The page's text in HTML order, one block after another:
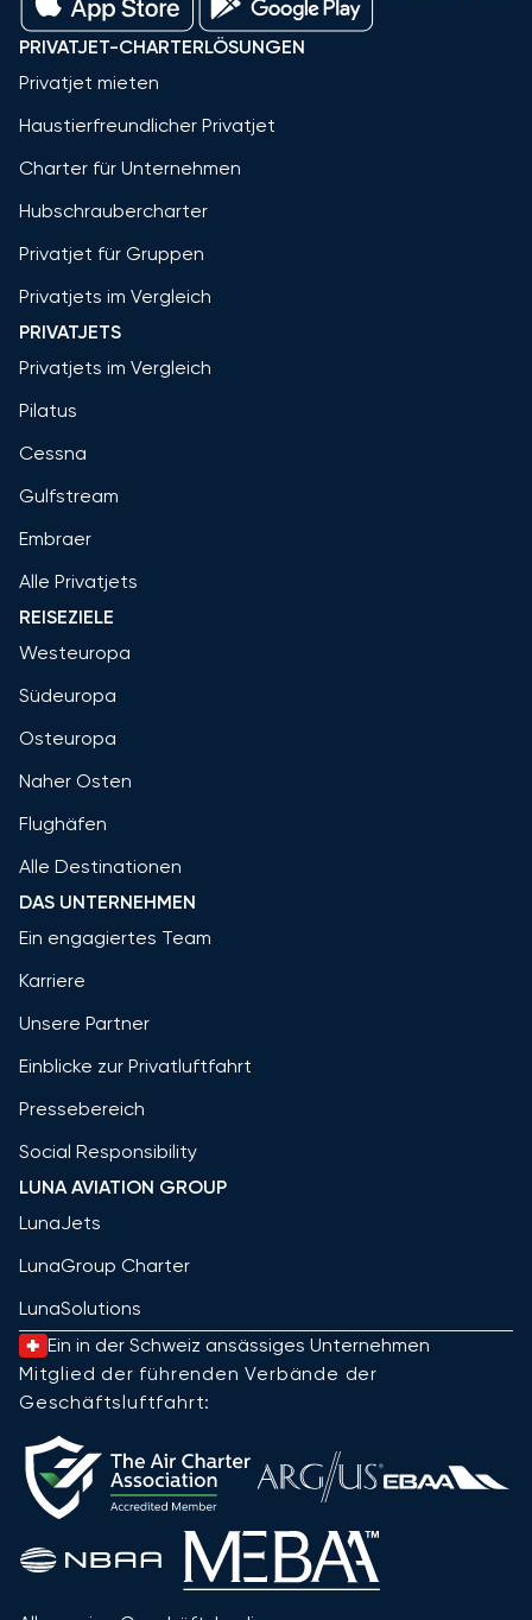
PRIVATJET-CHARTERLÖSUNGEN
Privatjet mieten
Haustierfreundlicher Privatjet
Charter für Unternehmen
Hubschraubercharter
Privatjet für Gruppen
Privatjets im Vergleich
PRIVATJETS
Privatjets im Vergleich
Pilatus
Cessna
Gulfstream
Embraer
Alle Privatjets
REISEZIELE
Westeuropa
Südeuropa
Osteuropa
Naher Osten
Flughäfen
Alle Destinationen
DAS UNTERNEHMEN
Ein engagiertes Team
Karriere
Unsere Partner
Einblicke zur Privatluftfahrt
Pressebereich
Social Responsibility
LUNA AVIATION GROUP
LunaJets
LunaGroup Charter
LunaSolutions
Ein in der Schweiz ansässiges Unternehmen
Mitglied der führenden Verbände der
Geschäftsluftfahrt: